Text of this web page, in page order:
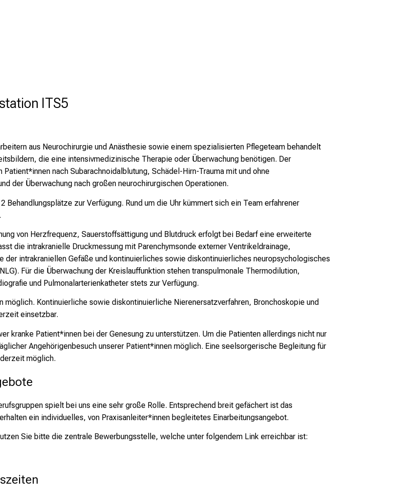
ITS5
aus Neurochirurgie und Anästhesie sowie einem spezialisierten Pflegeteam behandelt
die eine intensivmedizinische Therapie oder Überwachung benötigen. Der
nach Subarachnoidalblutung, Schädel-Hirn-Trauma mit und ohne
der Überwachung nach großen neurochirurgischen Operationen.
Behandlungsplätze zur Verfügung. Rund um die Uhr kümmert sich ein Team erfahrener
von Herzfrequenz, Sauerstoffsättigung und Blutdruck erfolgt bei Bedarf eine erweiterte
die intrakranielle Druckmessung mit Parenchymsonde externer Ventrikeldrainage,
der intrakraniellen Gefäße und kontinuierliches sowie diskontinuierliches neuropsychologisches
Für die Überwachung der Kreislauffunktion stehen transpulmonale Thermodilution,
und Pulmonalarterienkatheter stets zur Verfügung.
möglich. Kontinuierliche sowie diskontinuierliche Nierenersatzverfahren, Bronchoskopie und
einsetzbar.
kranke Patient*innen bei der Genesung zu unterstützen. Um die Patienten allerdings nicht nur
Angehörigenbesuch unserer Patient*innen möglich. Eine seelsorgerische Begleitung für
möglich.
spielt bei uns eine sehr große Rolle. Entsprechend breit gefächert ist das
ein individuelles, von Praxisanleiter*innen begleitetes Einarbeitungsangebot.
Sie bitte die zentrale Bewerbungsstelle, welche unter folgendem Link erreichbar ist: